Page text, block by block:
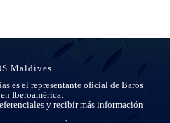
Maldives
es el representante oficial de Baros
Iberoamérica.
y recibír más información